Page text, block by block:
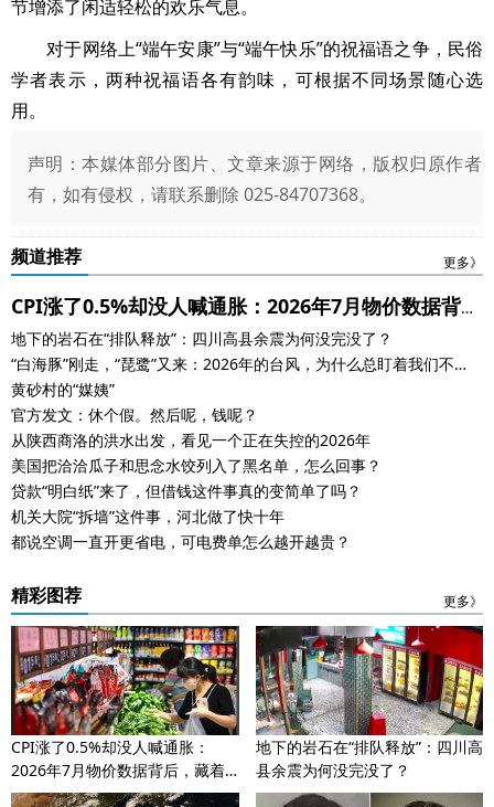
节增添了闲适轻松的欢乐气息。
对于网络上“端午安康”与“端午快乐”的祝福语之争，民俗
学者表示，两种祝福语各有韵味，可根据不同场景随心选
用。
声明：本媒体部分图片、文章来源于网络，版权归原作者
有，如有侵权，请联系删除 025-84707368。
频道推荐 更多》
CPI涨了0.5%却没人喊通胀：2026年7月物价数据背
后，藏着什么信号？
地下的岩石在“排队释放”：四川高县余震为何没完没了？
“白海豚”刚走，“琵鹭”又来：2026年的台风，为什么总盯着我们不
放？
黄砂村的“媒姨”
官方发文：休个假。然后呢，钱呢？
从陕西商洛的洪水出发，看见一个正在失控的2026年
美国把洽洽瓜子和思念水饺列入了黑名单，怎么回事？
贷款“明白纸”来了，但借钱这件事真的变简单了吗？
机关大院“拆墙”这件事，河北做了快十年
都说空调一直开更省电，可电费单怎么越开越贵？
精彩图荐 更多》
CPI涨了0.5%却没人喊通胀：
2026年7月物价数据背后，藏着
什么信号？
地下的岩石在“排队释放”：四川高
县余震为何没完没了？